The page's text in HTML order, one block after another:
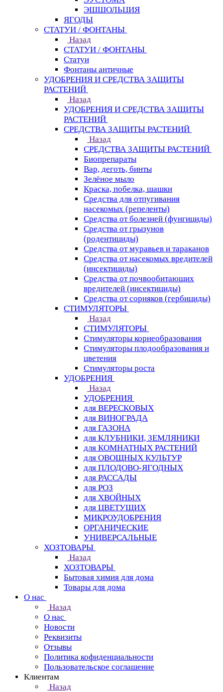
ЭШШОЛЬЦИЯ
ЯГОДЫ
СТАТУИ / ФОНТАНЫ
Назад
СТАТУИ / ФОНТАНЫ
Статуи
Фонтаны античные
УДОБРЕНИЯ И СРЕДСТВА ЗАЩИТЫ
РАСТЕНИЙ
Назад
УДОБРЕНИЯ И СРЕДСТВА ЗАЩИТЫ
РАСТЕНИЙ
СРЕДСТВА ЗАЩИТЫ РАСТЕНИЙ
Назад
СРЕДСТВА ЗАЩИТЫ РАСТЕНИЙ
Биопрепараты
Вар, деготь, бинты
Зелёное мыло
Краска, побелка, шашки
Средства для отпугивания
насекомых (репеленты)
Средства от болезней (фунгициды)
Средства от грызунов
(родентициды)
Средства от муравьев и тараканов
Средства от насекомых вредителей
(инсектициды)
Средства от почвообитающих
вредителей (инсектициды)
Средства от сорняков (гербициды)
СТИМУЛЯТОРЫ
Назад
СТИМУЛЯТОРЫ
Стимуляторы корнеобразования
Стимуляторы плодообразования и
цветения
Стимуляторы роста
УДОБРЕНИЯ
Назад
УДОБРЕНИЯ
для ВЕРЕСКОВЫХ
для ВИНОГРАДА
для ГАЗОНА
для КЛУБНИКИ, ЗЕМЛЯНИКИ
для КОМНАТНЫХ РАСТЕНИЙ
для ОВОЩНЫХ КУЛЬТУР
для ПЛОДОВО-ЯГОДНЫХ
для РАССАДЫ
для РОЗ
для ХВОЙНЫХ
для ЦВЕТУЩИХ
МИКРОУДОБРЕНИЯ
ОРГАНИЧЕСКИЕ
УНИВЕРСАЛЬНЫЕ
ХОЗТОВАРЫ
Назад
ХОЗТОВАРЫ
Бытовая химия для дома
Товары для дома
О нас
Назад
О нас
Новости
Реквизиты
Отзывы
Политика кофиденциальности
Пользовательское соглашение
Клиентам
Назад